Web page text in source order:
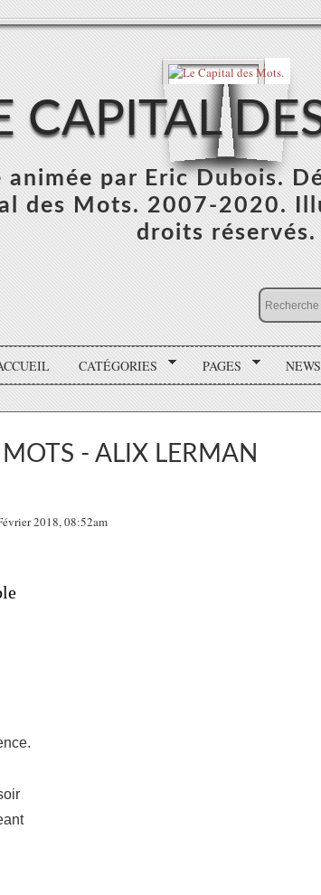
CAPITAL
par Eric Dubois.
des Mots. 2007-2020.
droits réservés.
CATÉGORIES PAGES
MOTS - ALIX LERMAN
2018, 08:52am